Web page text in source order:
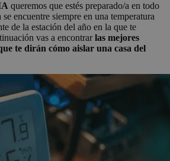
queremos que estés preparado/a en todo
encuentre siempre en una temperatura
de la estación del año en la que te
vas a encontrarlas mejores
te dirán cómo aislar una casa del